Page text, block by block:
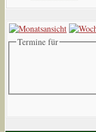
Termine für